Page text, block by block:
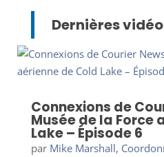
Dernières
Connexions de
Musée de la Force
Lake – Épisode 6
par Mike Marshall,